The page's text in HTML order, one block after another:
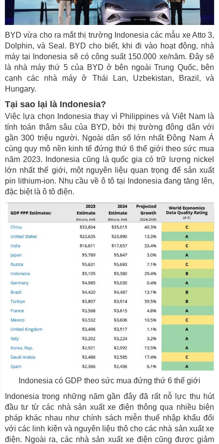
BYD vừa cho ra mắt thị trường Indonesia các mẫu xe Atto 3,
Dolphin, và Seal. BYD cho biết, khi đi vào hoạt động, nhà
máy tại Indonesia sẽ có công suất 150.000 xe/năm. Đây sẽ
là nhà máy thứ 5 của BYD ở bên ngoài Trung Quốc, bên
cạnh các nhà máy ở Thái Lan, Uzbekistan, Brazil, và
Hungary.
Tại sao lại là Indonesia?
Việc lựa chọn Indonesia thay vì Philippines và Việt Nam là
tính toán thâm sâu của BYD, bởi thị trường đông dân với
gần 300 triệu người. Ngoài dân số lớn nhất Đông Nam Á
cùng quy mô nền kinh tế đứng thứ 6 thế giới theo sức mua
năm 2023. Indonesia cũng là quốc gia có trữ lượng nickel
lớn nhất thế giới, một nguyên liệu quan trọng để sản xuất
pin lithium-ion. Nhu cầu về ô tô tại Indonesia đang tăng lên,
đặc biệt là ô tô điện.
Indonesia có GDP theo sức mua đứng thứ 6 thế giới
Indonesia trong những năm gần đây đã rất nỗ lực thu hút
đầu tư từ các nhà sản xuất xe điện thông qua nhiều biện
pháp khác nhau như chính sách miễn thuế nhập khẩu đối
với các linh kiện và nguyên liệu thô cho các nhà sản xuất xe
điện. Ngoài ra, các nhà sản xuất xe điện cũng được giảm